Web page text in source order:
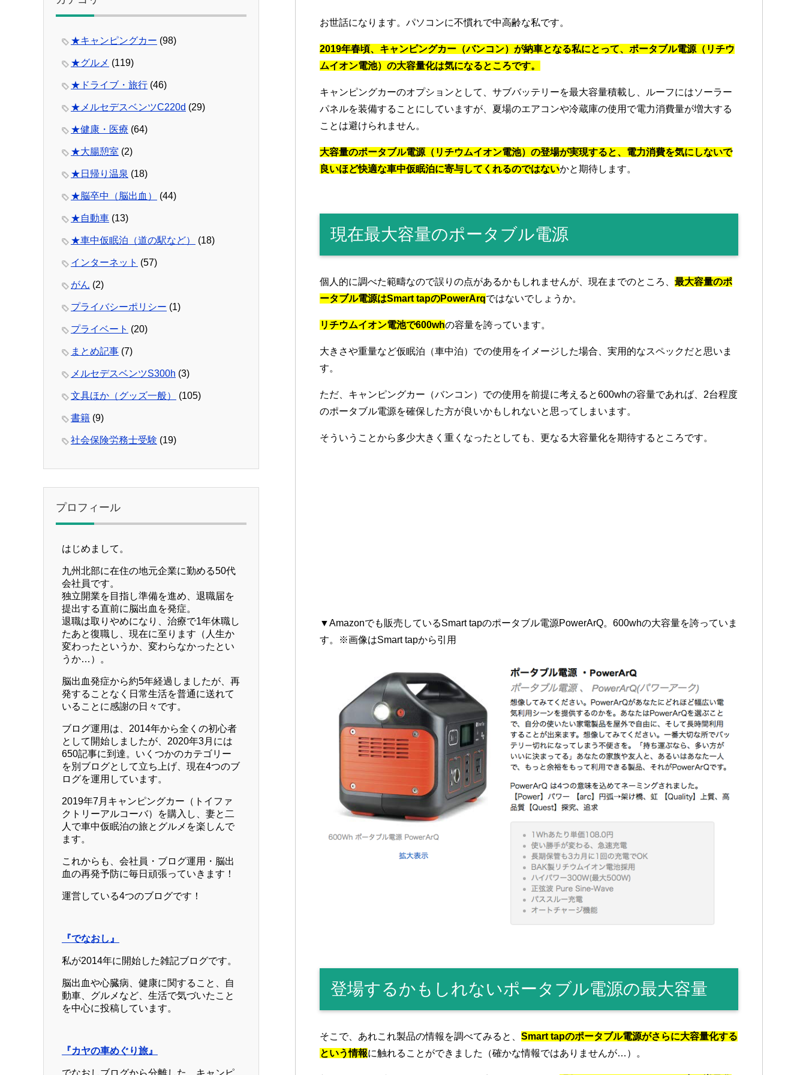
お世話になります。パソコンに不慣れで中高齢な私です。
2019年春頃、キャンピングカー（バンコン）が納車となる私にとって、ポータブル電源（リチウ
ムイオン電池）の大容量化は気になるところです。
キャンピングカーのオプションとして、サブバッテリーを最大容量積載し、ルーフにはソーラー
パネルを装備することにしていますが、夏場のエアコンや冷蔵庫の使用で電力消費量が増大する
ことは避けられません。
大容量のポータブル電源（リチウムイオン電池）の登場が実現すると、電力消費を気にしないで
良いほど快適な車中仮眠泊に寄与してくれるのではないかと期待します。
現在最大容量のポータブル電源
個人的に調べた範疇なので誤りの点があるかもしれませんが、現在までのところ、 最大容量のポ
ータブル電源はSmart tapのPowerArqではないでしょうか。
リチウムイオン電池で600whの容量を誇っています。
大きさや重量など仮眠泊（車中泊）での使用をイメージした場合、実用的なスペックだと思いま
す。
ただ、キャンピングカー（バンコン）での使用を前提に考えると600whの容量であれば、2台程度
のポータブル電源を確保した方が良いかもしれないと思ってしまいます。
そういうことから多少大きく重くなったとしても、更なる大容量化を期待するところです。
▼Amazonでも販売しているSmart tapのポータブル電源PowerArQ。600whの大容量を誇っていま
す。※画像はSmart tapから引用
登場するかもしれないポータブル電源の最大容量
そこで、あれこれ製品の情報を調べてみると、 Smart tapのポータブル電源がさらに大容量化する
という情報に触れることができました（確かな情報ではありませんが…）。
★キャンピングカー (98)
★グルメ (119)
★ドライブ・旅行 (46)
★メルセデスベンツC220d (29)
★健康・医療 (64)
★大腸憩室 (2)
★日帰り温泉 (18)
★脳卒中（脳出血） (44)
★自動車 (13)
★車中仮眠泊（道の駅など） (18)
インターネット (57)
がん (2)
プライバシーポリシー (1)
プライベート (20)
まとめ記事 (7)
メルセデスベンツS300h (3)
文具ほか（グッズ一般） (105)
書籍 (9)
社会保険労務士受験 (19)
プロフィール
はじめまして。
九州北部に在住の地元企業に勤める50代
会社員です。
独立開業を目指し準備を進め、退職届を
提出する直前に脳出血を発症。
退職は取りやめになり、治療で1年休職し
たあと復職し、現在に至ります（人生か
変わったというか、変わらなかったとい
うか…）。
脳出血発症から約5年経過しましたが、再
発することなく日常生活を普通に送れて
いることに感謝の日々です。
ブログ運用は、2014年から全くの初心者
として開始しましたが、2020年3月には
650記事に到達。いくつかのカテゴリー
を別ブログとして立ち上げ、現在4つのブ
ログを運用しています。
2019年7月キャンピングカー（トイファ
クトリーアルコーバ）を購入し、妻と二
人で車中仮眠泊の旅とグルメを楽しんで
ます。
これからも、会社員・ブログ運用・脳出
血の再発予防に毎日頑張っていきます！
運営している4つのブログです！
『でなおし』
私が2014年に開始した雑記ブログです。
脳出血や心臓病、健康に関すること、自
動車、グルメなど、生活で気づいたこと
を中心に投稿しています。
『カヤの車めぐり旅』
でなおしブログから分離した、キャンピ